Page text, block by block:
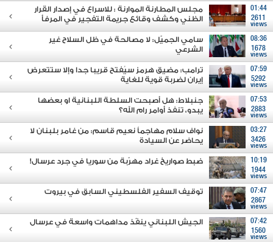
01:44
2611
views
مجلس المطارنة الموارنة : للاسراع في إصدار القرار
الظني وكشف وقائع جريمة التفجير في المرفأ
08:36
1678
views
سامي الجميّل: لا مصالحة في ظل السلاح غير
الشرعي
07:59
5292
views
ترامب: مضيق هرمز سيُفتح قريبا جدا وإلا ستتعرض
إيران لضربة قوية للغاية
07:53
2883
views
جنبلاط: هل أصبحت السلطة اللبنانية او بعضها
يبدو، تنفذ أوامر رام الله؟
03:27
3426
views
نواف سلام مهاجماً نعيم قاسم: من غامر بلبنان لا
يحاضر عن السيادة
10:19
1944
views
ضبط صواريخ غراد مهرّبة من سوريا في جرد عرسال!
07:47
2867
views
توقيف السفير الفلسطيني السابق في بيروت
07:42
1560
views
الجيش اللبناني ينفّذ مداهمات واسعة في عرسال